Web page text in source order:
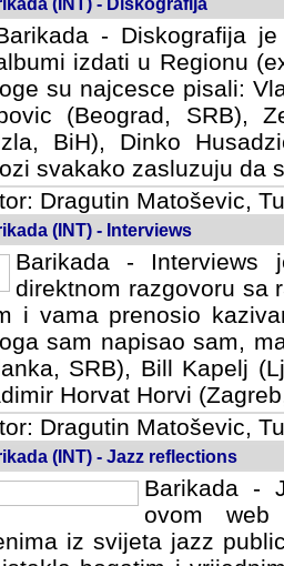
(INT) - Diskografija
- Diskografija
izdati u Regionu
su najcesce pisali:
(Beograd, SRB),
BiH), Dinko
svakako zasluzuju da
Dragutin Matoševic,
(INT) - Interviews
Barikada -
direktnom razgovoru sa
i vama prenosio
sam napisao sam,
SRB), Bill Kapelj
Horvat Horvi
Dragutin Matoševic,
(INT) - Jazz reflections
Barikada -
ovom web
iz svijeta jazz